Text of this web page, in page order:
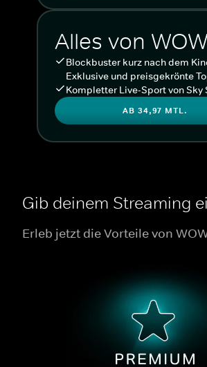
Alles von WOW
Blockbuster kurz nach dem
Exklusive und preisgekrönte
Kompletter Live-Sport von Sky
AB 34,97 MTL.
Gib deinem Streaming
Erleb jetzt die Vorteile von